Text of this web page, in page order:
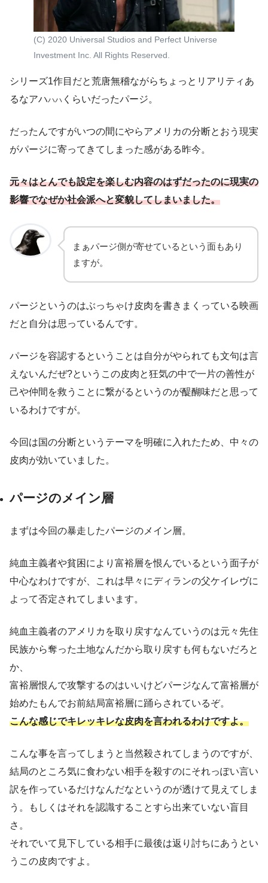
(C) 2020 Universal Studios and Perfect Universe
Investment Inc. All Rights Reserved.
シリーズ1作目だと荒唐無稽ながらちょっとリアリティあ
るなアハハハ くらいだったパージ。
だったんですがいつの間にやらアメリカの分断とおう現実
がパージに寄ってきてしまった感がある昨今。
元々はとんでも設定を楽しむ内容のはずだったのに現実の
影響でなぜか社会派へと変貌してしまいました。
まぁパージ側が寄せているという面もあり
ますが。
パージというのはぶっちゃけ皮肉を書きまくっている映画
だと自分は思っているんです。
パージを容認するということは自分がやられても文句は言
えないんだぜ?というこの皮肉と狂気の中で一片の善性が
己や仲間を救うことに繋がるというのが醍醐味だと思って
いるわけですが。
今回は国の分断というテーマを明確に入れたため、中々の
皮肉が効いていました。
パージのメイン層
まずは今回の暴走したパージのメイン層。
純血主義者や貧困により富裕層を恨んでいるという面子が
中心なわけですが、これは早々にディランの父ケイレヴに
よって否定されてしまいます。
純血主義者のアメリカを取り戻すなんていうのは元々先住
民族から奪った土地なんだから取り戻すも何もないだろと
か、
富裕層恨んで攻撃するのはいいけどパージなんて富裕層が
始めたもんでお前結局富裕層に踊らされているぞ。
こんな感じでキレッキレな皮肉を言われるわけですよ。
こんな事を言ってしまうと当然殺されてしまうのですが、
結局のところ気に食わない相手を殺すのにそれっぽい言い
訳を作っているだけなんだなというのが透けて見えてしま
う。もしくはそれを認識することすら出来ていない盲目
さ。
それでいて見下している相手に最後は返り討ちにあうとい
うこの皮肉ですよ。